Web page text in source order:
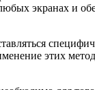
экранах и
этих